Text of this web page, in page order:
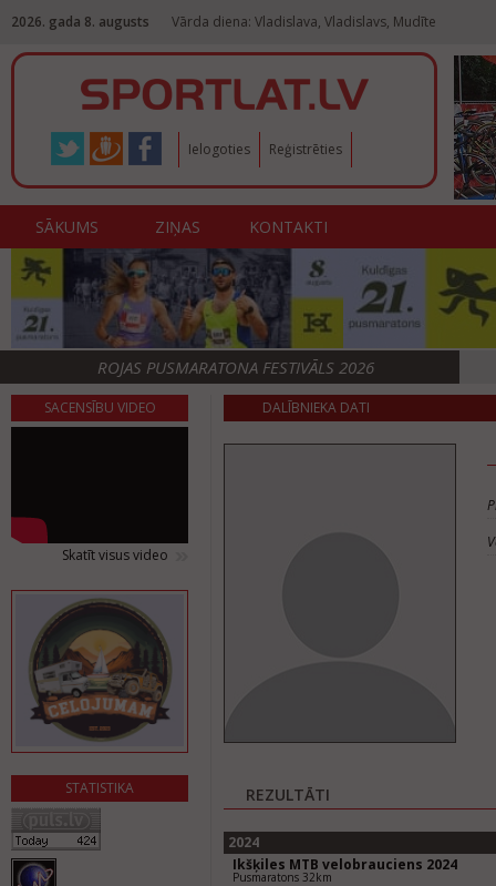
2026. gada 8. augusts Vārda diena: Vladislava, Vladislavs, Mudīte
Ielogoties Reģistrēties
SĀKUMS ZIŅAS KONTAKTI
ROJAS PUSMARATONA FESTIVĀLS 2026
SACENSĪBU VIDEO
Skatīt visus video
STATISTIKA
DALĪBNIEKA DATI
REZULTĀTI
2024
Ikšķiles MTB velobrauciens 2024
Pusmaratons 32km